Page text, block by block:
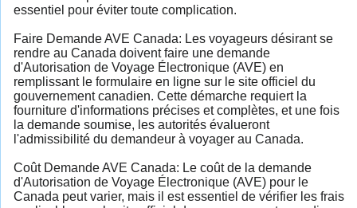
essentiel pour éviter toute complication.
Faire Demande AVE Canada: Les voyageurs désirant se
rendre au Canada doivent faire une demande
d'Autorisation de Voyage Électronique (AVE) en
remplissant le formulaire en ligne sur le site officiel du
gouvernement canadien. Cette démarche requiert la
fourniture d'informations précises et complètes, et une fois
la demande soumise, les autorités évalueront
l'admissibilité du demandeur à voyager au Canada.
Coût Demande AVE Canada: Le coût de la demande
d'Autorisation de Voyage Électronique (AVE) pour le
Canada peut varier, mais il est essentiel de vérifier les frais